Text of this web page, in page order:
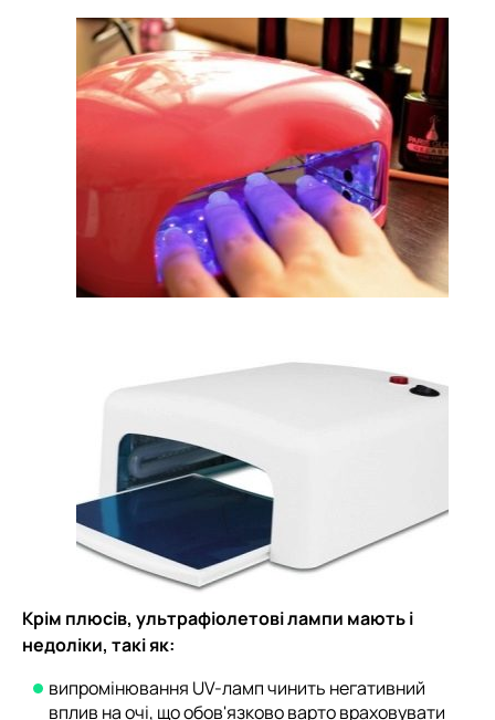
Крім плюсів, ультрафіолетові лампи мають і
недоліки, такі як:
випромінювання UV-ламп чинить негативний
вплив на очі, що обов'язково варто враховувати